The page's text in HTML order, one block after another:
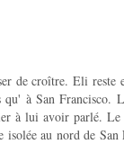
de croître. Eli
qu' à San
à lui avoir parlé.
au nord de San